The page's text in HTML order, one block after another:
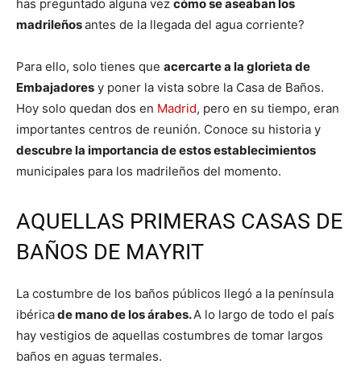
has preguntado alguna vez cómo se aseaban los
madrileñosantes de la llegada del agua corriente?
Para ello, solo tienes que acercarte a la glorieta de
Embajadores y poner la vista sobre la Casa de Baños.
Hoy solo quedan dos en Madrid, pero en su tiempo, eran
importantes centros de reunión. Conoce su historia y
descubre la importancia de estos establecimientos
municipales para los madrileños del momento.
AQUELLAS PRIMERAS CASAS DE
BAÑOS DE MAYRIT
La costumbre de los baños públicos llegó a la península
ibéricade mano de los árabes.A lo largo de todo el país
hay vestigios de aquellas costumbres de tomar largos
baños en aguas termales.